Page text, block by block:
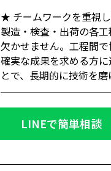
★ チームワークを重視
製造・検査・出荷の各
欠かせません。工程間
確実な成果を求める方
とで、長期的に技術を
LINEで簡単相談